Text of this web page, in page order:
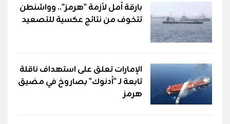
بارقة أمل لأزمة "هرمز".. وواشنطن
تتخوف من نتائج عكسية للتصعيد
الإمارات تعلق على استهداف ناقلة
تابعة لـ "أدنوك" بصاروخ في مضيق
هرمز